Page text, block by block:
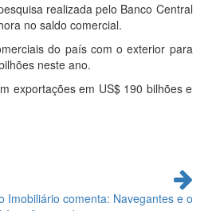
realizada pelo Banco Central
no saldo comercial.
do país com o exterior para
neste ano.
exportações em US$ 190 bilhões e
Imobiliário comenta: Navegantes e o